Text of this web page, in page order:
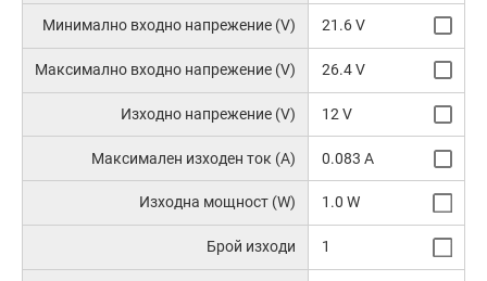
Минимално входно напрежение (V) 21.6 V
Максимално входно напрежение (V) 26.4 V
Изходно напрежение (V) 12 V
Максимален изходен ток (A) 0.083 A
Изходна мощност (W) 1.0 W
Брой изходи 1